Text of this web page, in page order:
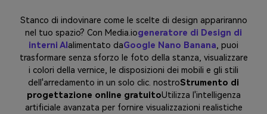
Stanco di indovinare come le scelte di design appariranno
nel tuo spazio? Con Media.iogeneratore di Design di
interni AI alimentato daGoogle Nano Banana, puoi
trasformare senza sforzo le foto della stanza, visualizzare
i colori della vernice, le disposizioni dei mobili e gli stili
dell'arredamento in un solo clic. nostroStrumento di
progettazione online gratuitoUtilizza l'intelligenza
artificiale avanzata per fornire visualizzazioni realistiche